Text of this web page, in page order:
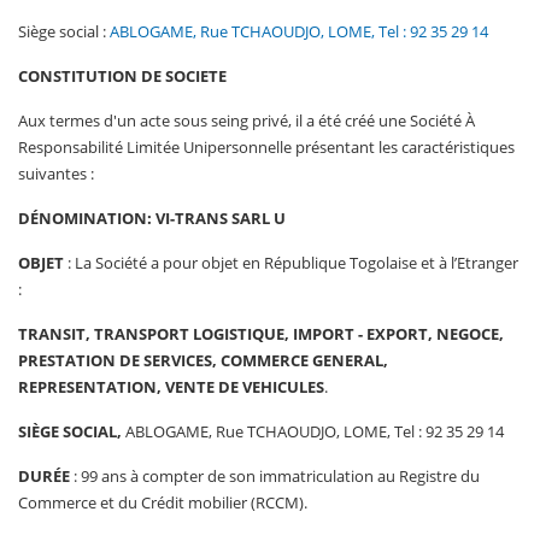
Siège social :ABLOGAME, Rue TCHAOUDJO, LOME, Tel : 92 35 29 14
CONSTITUTION DE SOCIETE
Aux termes d'un acte sous seing privé, il a été créé une Société À
Responsabilité Limitée Unipersonnelle présentant les caractéristiques
suivantes :
DÉNOMINATION: VI-TRANS SARL U
OBJET : La Société a pour objet en République Togolaise et à l’Etranger
:
TRANSIT, TRANSPORT LOGISTIQUE, IMPORT - EXPORT, NEGOCE,
PRESTATION DE SERVICES, COMMERCE GENERAL,
REPRESENTATION, VENTE DE VEHICULES.
SIÈGE SOCIAL, ABLOGAME, Rue TCHAOUDJO, LOME, Tel : 92 35 29 14
DURÉE : 99 ans à compter de son immatriculation au Registre du
Commerce et du Crédit mobilier (RCCM).